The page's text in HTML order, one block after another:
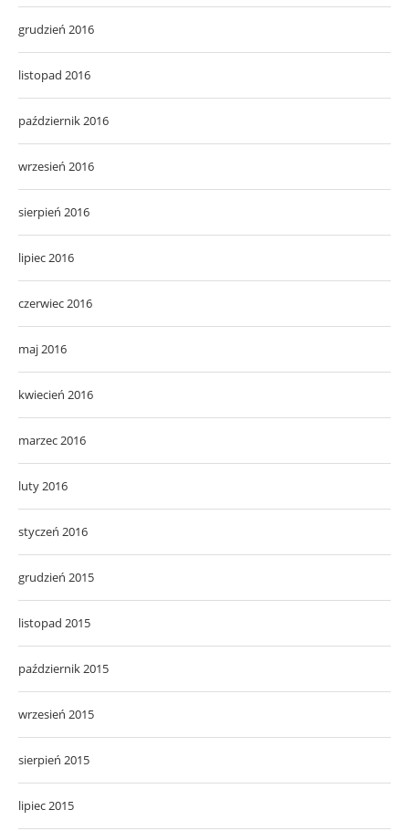
grudzień 2016
listopad 2016
październik 2016
wrzesień 2016
sierpień 2016
lipiec 2016
czerwiec 2016
maj 2016
kwiecień 2016
marzec 2016
luty 2016
styczeń 2016
grudzień 2015
listopad 2015
październik 2015
wrzesień 2015
sierpień 2015
lipiec 2015